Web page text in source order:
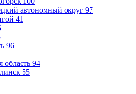
автономный округ 97
41
96
область 94
55